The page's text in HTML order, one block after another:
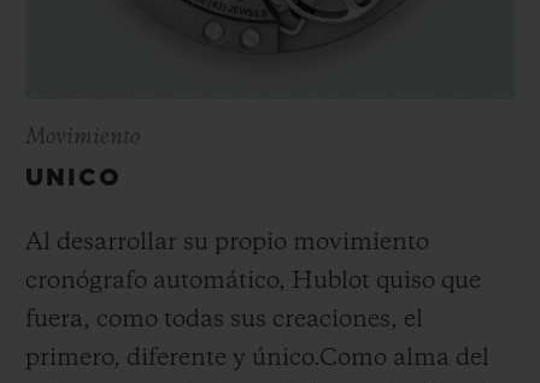
Movimiento
UNICO
Al desarrollar su propio movimiento
cronógrafo automático, Hublot quiso que
fuera, como todas sus creaciones, el
primero, diferente y único.Como alma del